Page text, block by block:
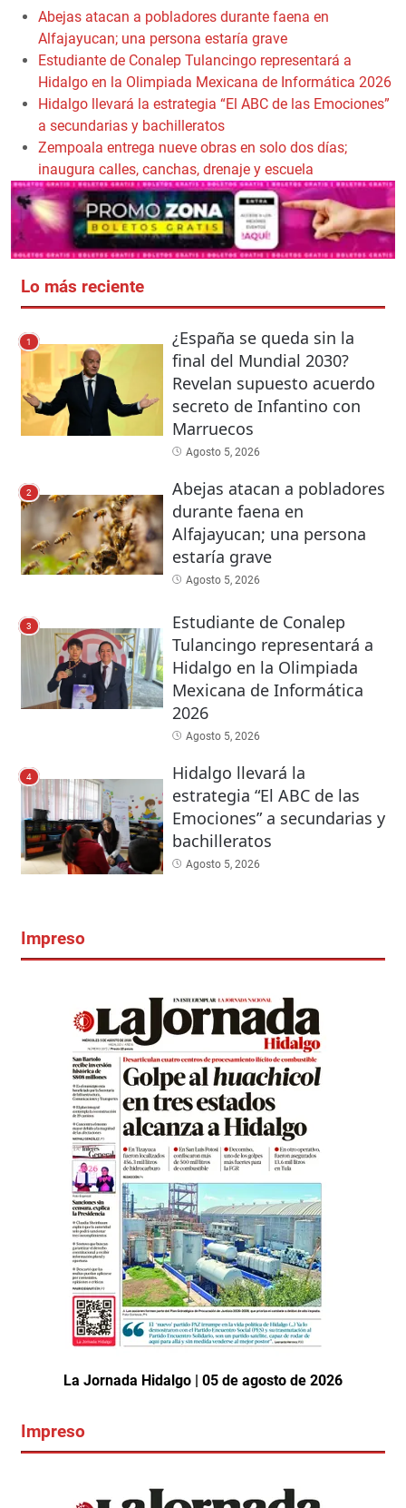
Abejas atacan a pobladores durante faena en
Alfajayucan; una persona estaría grave
Estudiante de Conalep Tulancingo representará a
Hidalgo en la Olimpiada Mexicana de Informática 2026
Hidalgo llevará la estrategia “El ABC de las Emociones”
a secundarias y bachilleratos
Zempoala entrega nueve obras en solo dos días;
inaugura calles, canchas, drenaje y escuela
Lo más reciente
1
¿España se queda sin la
final del Mundial 2030?
Revelan supuesto acuerdo
secreto de Infantino con
Marruecos
Agosto 5, 2026
2
Abejas atacan a pobladores
durante faena en
Alfajayucan; una persona
estaría grave
Agosto 5, 2026
3
Estudiante de Conalep
Tulancingo representará a
Hidalgo en la Olimpiada
Mexicana de Informática
2026
Agosto 5, 2026
4
Hidalgo llevará la
estrategia “El ABC de las
Emociones” a secundarias y
bachilleratos
Agosto 5, 2026
Impreso
La Jornada Hidalgo | 05 de agosto de 2026
Impreso